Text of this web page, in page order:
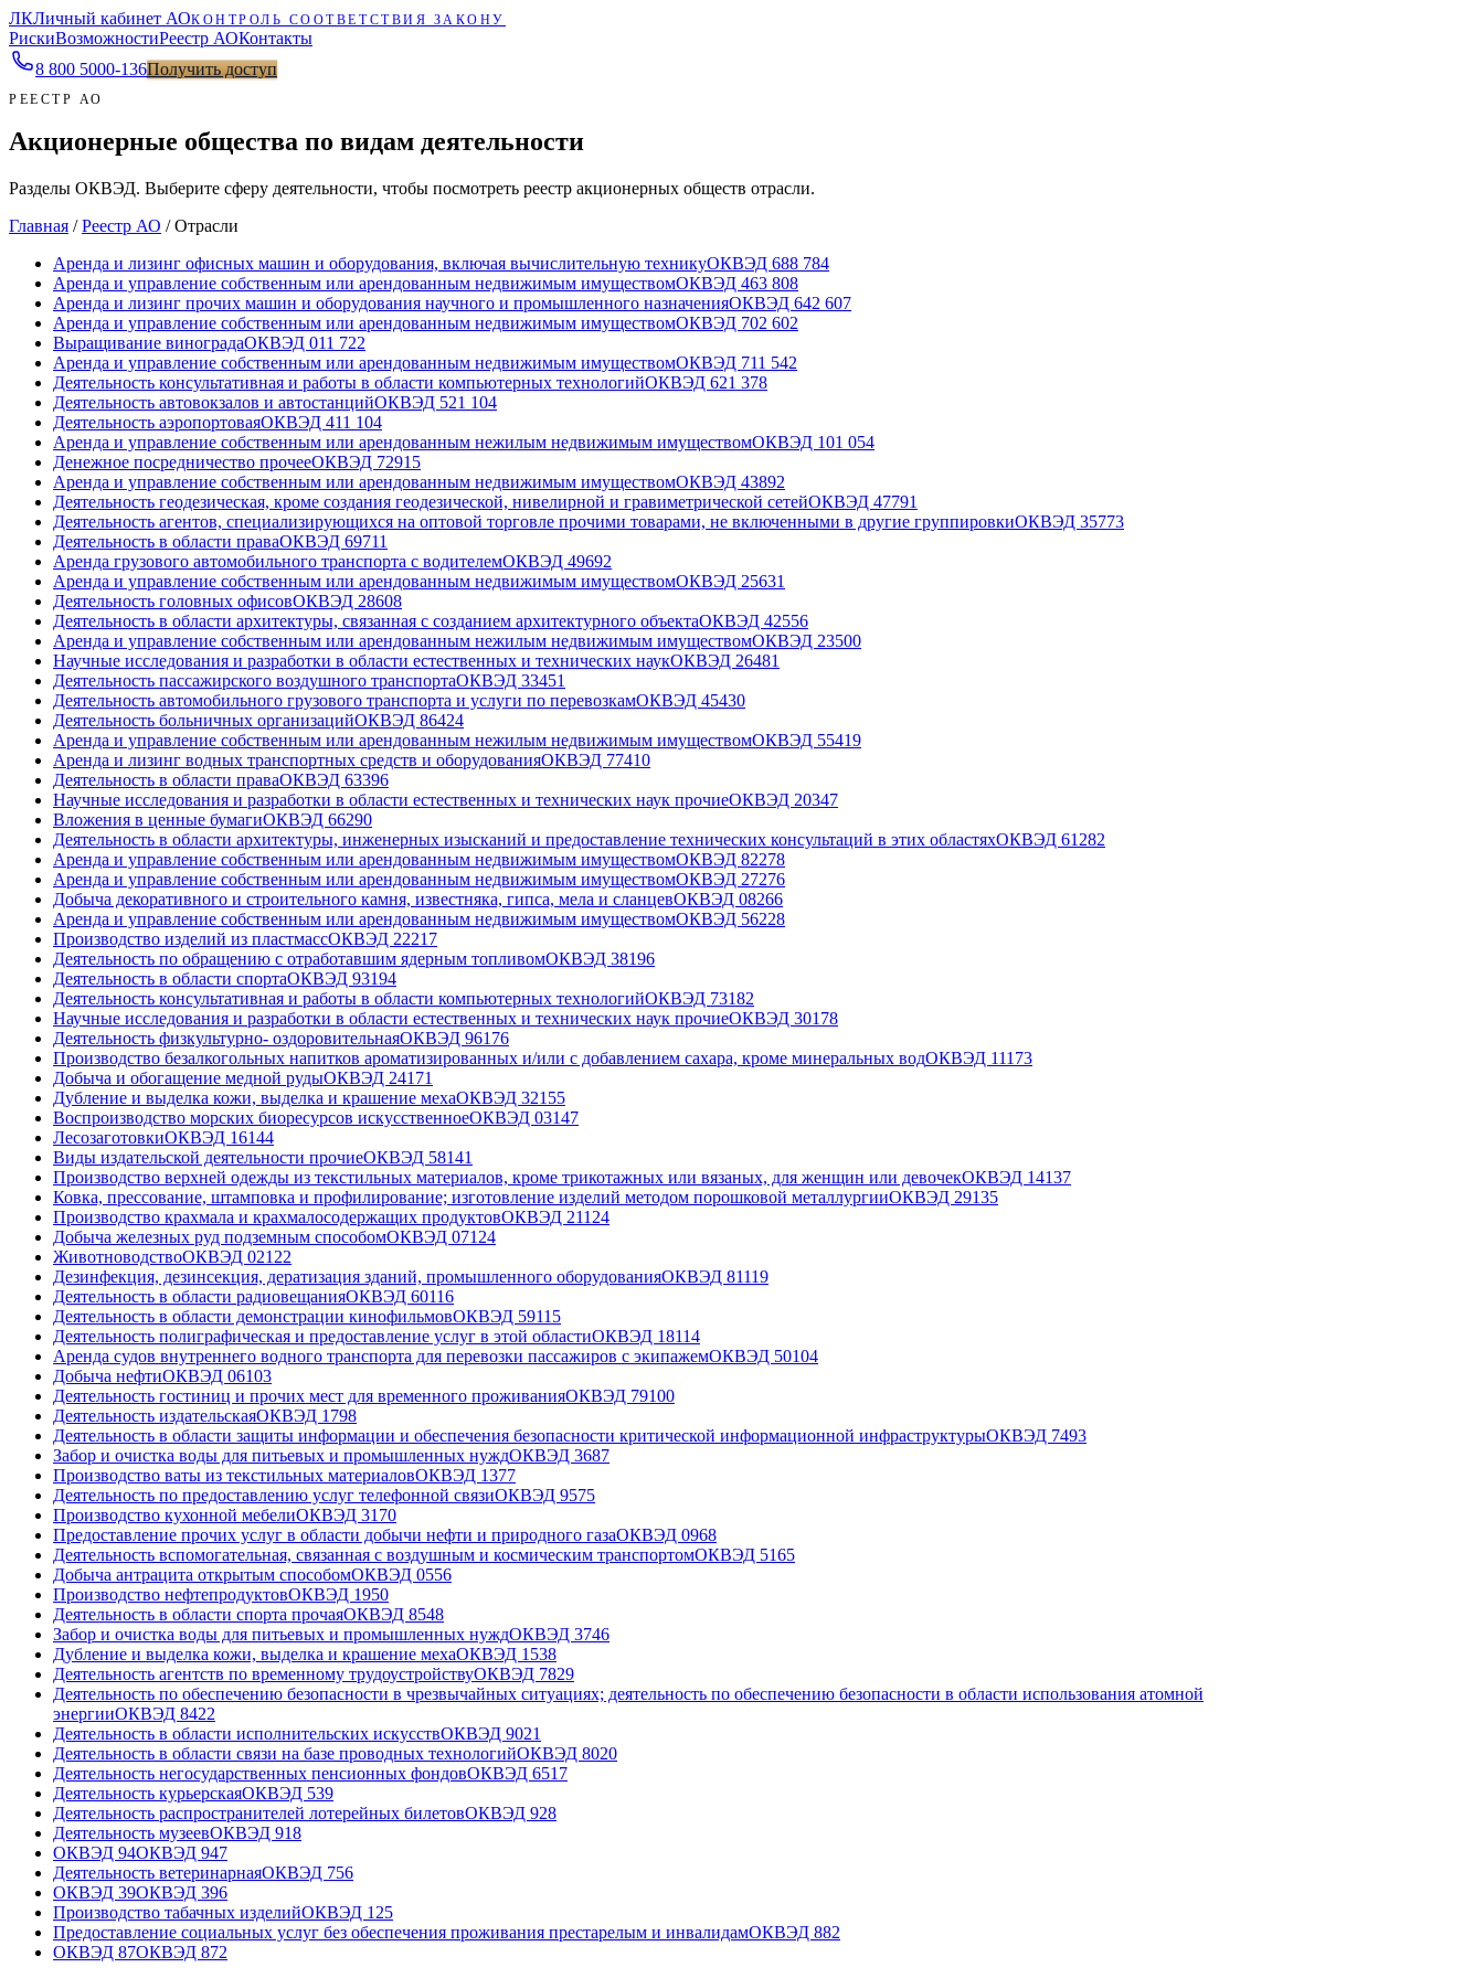
ЛКЛичный кабинет АОКОНТРОЛЬ СООТВЕТСТВИЯ ЗАКОНУ
РискиВозможностиРеестр АОКонтакты
8 800 5000-136Получить доступ
РЕЕСТР АО
Акционерные общества по видам деятельности
Разделы ОКВЭД. Выберите сферу деятельности, чтобы посмотреть реестр акционерных обществ отрасли.
Главная /Реестр АО /Отрасли
Аренда и лизинг офисных машин и оборудования, включая вычислительную техникуОКВЭД 688 784
Аренда и управление собственным или арендованным недвижимым имуществомОКВЭД 463 808
Аренда и лизинг прочих машин и оборудования научного и промышленного назначенияОКВЭД 642 607
Аренда и управление собственным или арендованным недвижимым имуществомОКВЭД 702 602
Выращивание виноградаОКВЭД 011 722
Аренда и управление собственным или арендованным недвижимым имуществомОКВЭД 711 542
Деятельность консультативная и работы в области компьютерных технологийОКВЭД 621 378
Деятельность автовокзалов и автостанцийОКВЭД 521 104
Деятельность аэропортоваяОКВЭД 411 104
Аренда и управление собственным или арендованным нежилым недвижимым имуществомОКВЭД 101 054
Денежное посредничество прочееОКВЭД 72915
Аренда и управление собственным или арендованным недвижимым имуществомОКВЭД 43892
Деятельность геодезическая, кроме создания геодезической, нивелирной и гравиметрической сетейОКВЭД 47791
Деятельность агентов, специализирующихся на оптовой торговле прочими товарами, не включенными в другие группировкиОКВЭД 35773
Деятельность в области праваОКВЭД 69711
Аренда грузового автомобильного транспорта с водителемОКВЭД 49692
Аренда и управление собственным или арендованным недвижимым имуществомОКВЭД 25631
Деятельность головных офисовОКВЭД 28608
Деятельность в области архитектуры, связанная с созданием архитектурного объектаОКВЭД 42556
Аренда и управление собственным или арендованным нежилым недвижимым имуществомОКВЭД 23500
Научные исследования и разработки в области естественных и технических наукОКВЭД 26481
Деятельность пассажирского воздушного транспортаОКВЭД 33451
Деятельность автомобильного грузового транспорта и услуги по перевозкамОКВЭД 45430
Деятельность больничных организацийОКВЭД 86424
Аренда и управление собственным или арендованным нежилым недвижимым имуществомОКВЭД 55419
Аренда и лизинг водных транспортных средств и оборудованияОКВЭД 77410
Деятельность в области праваОКВЭД 63396
Научные исследования и разработки в области естественных и технических наук прочиеОКВЭД 20347
Вложения в ценные бумагиОКВЭД 66290
Деятельность в области архитектуры, инженерных изысканий и предоставление технических консультаций в этих областяхОКВЭД 61 282
Аренда и управление собственным или арендованным недвижимым имуществомОКВЭД 82278
Аренда и управление собственным или арендованным недвижимым имуществомОКВЭД 27276
Добыча декоративного и строительного камня, известняка, гипса, мела и сланцевОКВЭД 08266
Аренда и управление собственным или арендованным недвижимым имуществомОКВЭД 56228
Производство изделий из пластмассОКВЭД 22217
Деятельность по обращению с отработавшим ядерным топливомОКВЭД 38196
Деятельность в области спортаОКВЭД 93194
Деятельность консультативная и работы в области компьютерных технологийОКВЭД 73182
Научные исследования и разработки в области естественных и технических наук прочиеОКВЭД 30178
Деятельность физкультурно- оздоровительнаяОКВЭД 96176
Производство безалкогольных напитков ароматизированных и/или с добавлением сахара, кроме минеральных водОКВЭД 11173
Добыча и обогащение медной рудыОКВЭД 24171
Дубление и выделка кожи, выделка и крашение мехаОКВЭД 32155
Воспроизводство морских биоресурсов искусственноеОКВЭД 03147
ЛесозаготовкиОКВЭД 16144
Виды издательской деятельности прочиеОКВЭД 58141
Производство верхней одежды из текстильных материалов, кроме трикотажных или вязаных, для женщин или девочекОКВЭД 14137
Ковка, прессование, штамповка и профилирование; изготовление изделий методом порошковой металлургииОКВЭД 29135
Производство крахмала и крахмалосодержащих продуктовОКВЭД 21124
Добыча железных руд подземным способомОКВЭД 07124
ЖивотноводствоОКВЭД 02122
Дезинфекция, дезинсекция, дератизация зданий, промышленного оборудованияОКВЭД 81119
Деятельность в области радиовещанияОКВЭД 60116
Деятельность в области демонстрации кинофильмовОКВЭД 59115
Деятельность полиграфическая и предоставление услуг в этой областиОКВЭД 18114
Аренда судов внутреннего водного транспорта для перевозки пассажиров с экипажемОКВЭД 50104
Добыча нефтиОКВЭД 06103
Деятельность гостиниц и прочих мест для временного проживанияОКВЭД 79100
Деятельность издательскаяОКВЭД 1798
Деятельность в области защиты информации и обеспечения безопасности критической информационной инфраструктурыОКВЭД 7493
Забор и очистка воды для питьевых и промышленных нуждОКВЭД 3687
Производство ваты из текстильных материаловОКВЭД 1377
Деятельность по предоставлению услуг телефонной связиОКВЭД 9575
Производство кухонной мебелиОКВЭД 31 70
Предоставление прочих услуг в области добычи нефти и природного газаОКВЭД 0968
Деятельность вспомогательная, связанная с воздушным и космическим транспортомОКВЭД 5165
Добыча антрацита открытым способомОКВЭД 0556
Производство нефтепродуктовОКВЭД 1950
Деятельность в области спорта прочаяОКВЭД 8548
Забор и очистка воды для питьевых и промышленных нуждОКВЭД 3746
Дубление и выделка кожи, выделка и крашение мехаОКВЭД 1538
Деятельность агентств по временному трудоустройствуОКВЭД 7829
Деятельность по обеспечению безопасности в чрезвычайных ситуациях; деятельность по обеспечению безопасности в области использования атомной
энергииОКВЭД 8422
Деятельность в области исполнительских искусствОКВЭД 9021
Деятельность в области связи на базе проводных технологийОКВЭД 8020
Деятельность негосударственных пенсионных фондовОКВЭД 6517
Деятельность курьерскаяОКВЭД 539
Деятельность распространителей лотерейных билетовОКВЭД 928
Деятельность музеевОКВЭД 918
ОКВЭД 94ОКВЭД 947
Деятельность ветеринарнаяОКВЭД 756
ОКВЭД 39ОКВЭД 396
Производство табачных изделийОКВЭД 125
Предоставление социальных услуг без обеспечения проживания престарелым и инвалидамОКВЭД 882
ОКВЭД 87ОКВЭД 872